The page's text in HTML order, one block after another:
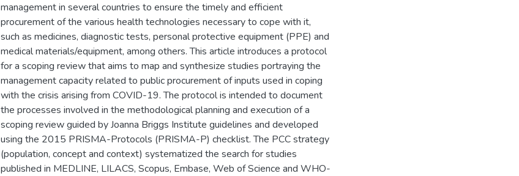
management in several countries to ensure the timely and efficient
procurement of the various health technologies necessary to cope with it,
such as medicines, diagnostic tests, personal protective equipment (PPE) and
medical materials/equipment, among others. This article introduces a protocol
for a scoping review that aims to map and synthesize studies portraying the
management capacity related to public procurement of inputs used in coping
with the crisis arising from COVID-19. The protocol is intended to document
the processes involved in the methodological planning and execution of a
scoping review guided by Joanna Briggs Institute guidelines and developed
using the 2015 PRISMA-Protocols (PRISMA-P) checklist. The PCC strategy
(population, concept and context) systematized the search for studies
published in MEDLINE, LILACS, Scopus, Embase, Web of Science and WHO-